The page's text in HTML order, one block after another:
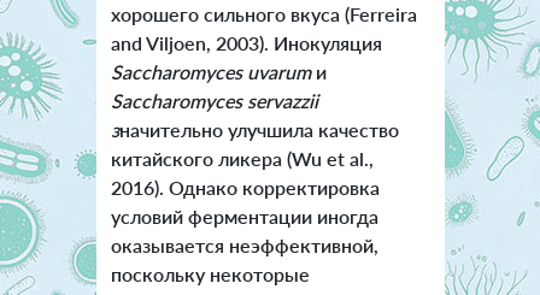
хорошего сильного вкуса (Ferreira
and Viljoen, 2003). Инокуляция
Saccharomyces uvarumи
Saccharomyces servazzii
значительно улучшила качество
китайского ликера (Wu et al.,
2016). Однако корректировка
условий ферментации иногда
оказывается неэффективной,
поскольку некоторые